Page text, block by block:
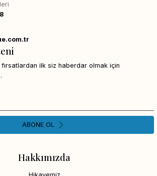
Hakkımızda
ilk siz haberdar olmak için
ABONE OL